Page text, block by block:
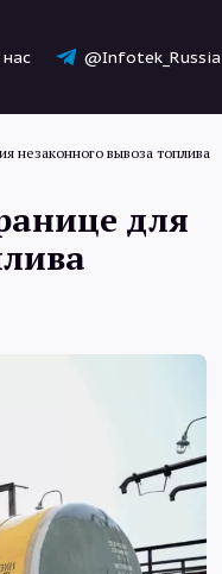
@Infotek_Russia
незаконного вывоза топлива
для